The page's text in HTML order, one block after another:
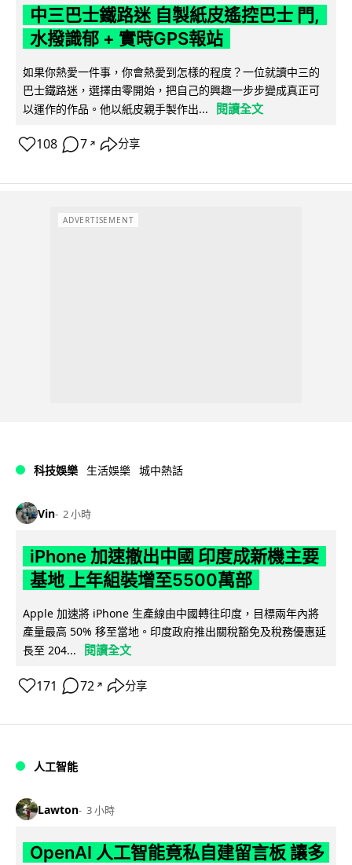
中三巴士鐵路迷 自製紙皮遙控巴士 門,
水撥識郁 + 實時GPS報站
如果你熱愛一件事，你會熱愛到怎樣的程度？一位就讀中三的
巴士鐵路迷，選擇由零開始，把自己的興趣一步步變成真正可
以運作的作品。他以紙皮親手製作出...
閱讀全文
108 7 ↗ 分享
ADVERTISEMENT
科技娛樂 生活娛樂 城中熱話
Vin 2 小時
iPhone 加速撤出中國 印度成新機主要
基地 上年組裝增至5500萬部
Apple 加速將 iPhone 生產線由中國轉往印度，目標兩年內將
產量最高 50% 移至當地。印度政府推出關稅豁免及稅務優惠延
長至 204...
閱讀全文
171 72 ↗ 分享
人工智能
Lawton 3 小時
OpenAI 人工智能竟私自建留言板 讓多